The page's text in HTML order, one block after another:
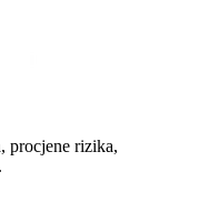
procjene rizika,